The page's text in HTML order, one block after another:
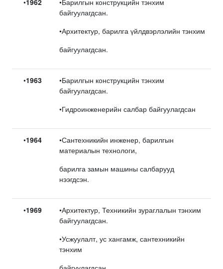
байгуулагдсан.
•Архитектур, барилга үйлдвэрлэлийн тэнхим
байгуулагдсан.
•1963
•Барилгын конструкцийн тэнхим
байгуулагдсан.
•Гидроинженерийн салбар байгуулагдсан
•1964
•Сантехникийн инженер, барилгын
материалын технологи,
барилга замын машины салбарууд
нээгдсэн.
•1969
•Архитектур, Техникийн зураглалын тэнхим
байгуулагдсан.
•Усжуулалт, ус хангамж, сантехникийн
тэнхим